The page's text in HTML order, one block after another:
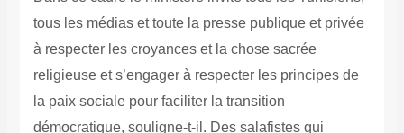
tous les médias et toute la presse publique et privée
à respecter les croyances et la chose sacrée
religieuse et s’engager à respecter les principes de
la paix sociale pour faciliter la transition
démocratique, souligne-t-il. Des salafistes qui